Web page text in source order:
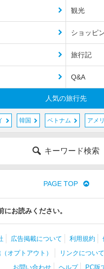
観光
ショッピ
旅行記
Q&A
人気の旅行先
韓国 ベトナム アメ
キーワード検索
PAGE TOP
にお読みください。
広告掲載について 利用規約
オプトアウト）
リンクについて
お問い合わせ
ヘルプ PC版